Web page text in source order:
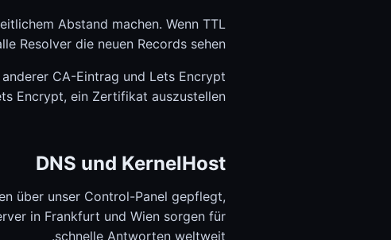
Abstand machen. Wenn TTL
Resolver die neuen Records sehen.
CA-Eintrag und Lets Encrypt
Encrypt, ein Zertifikat auszustellen.
DNS und KernelHost
über unser Control-Panel gepflegt,
in Frankfurt und Wien sorgen für
schnelle Antworten weltweit.